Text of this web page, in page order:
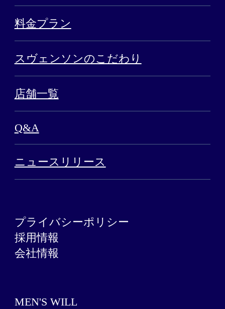
料金プラン
スヴェンソンのこだわり
店舗一覧
Q&A
ニュースリリース
プライバシーポリシー
採用情報
会社情報
MEN'S WILL